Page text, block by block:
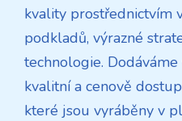
kvality prostřednictvím
podkladů, výrazné
technologie. Dodáváme
kvalitní a cenově
které jsou vyráběny v